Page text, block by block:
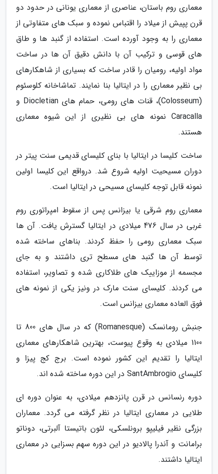
معماری روم باستان، عناصری از معماری یونانی در حدود دو
قرن پپیش از میلاد را اقتباس نموده و سبک های متفاوتی از
معماری را به وجود آورده است. استفاده از گنبد ها و طاق
های قوسی و ترکیب آن با دانش دقیق آن ها در ساخت
مواد اولیه، رومیان را قادر ساخت که بسیاری از شاهکارهای
بی نظیر معماری را در ایتالیا بنا نمایند. تماشاخانه کلوسئوم
(Colosseum)، قنات های رومی، حمام های Diocletian و
Caracalla نمونه های بی نظیری از این شیوه معماری
هستند.
ساخت کلیسا در ایتالیا با بنای کلیسای قدیمی سنت پیتر در
دوران مسیحیت اولیه شروع شد. درواقع این کلیسا اولین
نمونه قابل توجه کلیسای مسیحی در ایتالیا است.
معماری روم شرقی یا بیزانس پس از سقوط امپراتوری روم
غربی در سال 476 میلادی در ایتالیا گسترش یافت. آن ها
سبک معماری رومی را حفظ کردند. بناهای ساخته شده
توسط آن ها گنبد های مسطح تری داشتند و به جای
مجسمه از موزاییک های طلاکاری شده و تصاویر، استفاده
می کردند. کلیسای سنت مارک در ونیز یکی از نمونه های
فوق العاده معماری بیزانس است.
جنبش رومانسک (Romanesque) که در سال های 800 تا
1100 میلادی به وقوع پیوست، بهترین شاهکارهای معماری
ایتالیا را تقدیم این کشور نموده است. برج کج پیزا و
کلیسای SantAmbrogio در این دوره ساخته شده اند.
دوره رنسانس در قرن پانزدهم میلادی، به عنوان دوره ای
طلایی در معماری ایتالیا در نظر گرفته می گردد. معماران
بزرگی نظیر فیلیپو برونلسکی، لئون باتیستا آلبرتی، دوناتو
برامانت و آندرا پالادیو در این دوره سهم بسزایی در معماری
ایتالیا داشتند.